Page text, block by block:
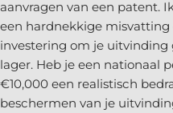
aanvragen van een patent.
een hardnekkige misvatting
investering om je uitvinding
lager. Heb je een nationaal
€10,000 een realistisch
beschermen van je